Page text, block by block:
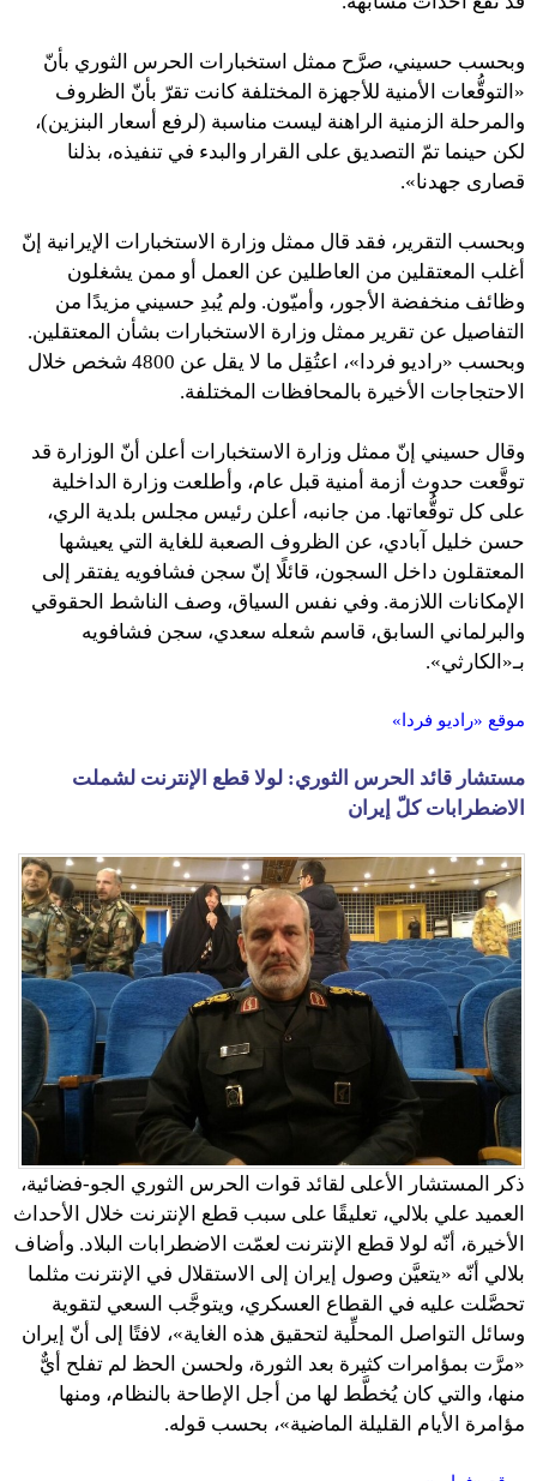
وبحسب حسيني، صرَّح ممثل استخبارات الحرس الثوري بأنّ
«التوقُّعات الأمنية للأجهزة المختلفة كانت تقرّ بأنّ الظروف
والمرحلة الزمنية الراهنة ليست مناسبة (لرفع أسعار البنزين)،
لكن حينما تمّ التصديق على القرار والبدء في تنفيذه، بذلنا
قصارى جهدنا».
وبحسب التقرير، فقد قال ممثل وزارة الاستخبارات الإيرانية إنّ
أغلب المعتقلين من العاطلين عن العمل أو ممن يشغلون
وظائف منخفضة الأجور، وأميّون. ولم يُبدِ حسيني مزيدًا من
التفاصيل عن تقرير ممثل وزارة الاستخبارات بشأن المعتقلين.
وبحسب «راديو فردا»، اعتُقِل ما لا يقل عن 4800 شخص خلال
الاحتجاجات الأخيرة بالمحافظات المختلفة.
وقال حسيني إنّ ممثل وزارة الاستخبارات أعلن أنّ الوزارة قد
توقَّعت حدوث أزمة أمنية قبل عام، وأطلعت وزارة الداخلية
على كل توقُّعاتها. من جانبه، أعلن رئيس مجلس بلدية الري،
حسن خليل آبادي، عن الظروف الصعبة للغاية التي يعيشها
المعتقلون داخل السجون، قائلًا إنّ سجن فشافويه يفتقر إلى
الإمكانات اللازمة. وفي نفس السياق، وصف الناشط الحقوقي
والبرلماني السابق، قاسم شعله سعدي، سجن فشافويه
بـ«الكارثي».
موقع «راديو فردا»
مستشار قائد الحرس الثوري: لولا قطع الإنترنت لشملت
الاضطرابات كلّ إيران
ذكر المستشار الأعلى لقائد قوات الحرس الثوري الجو-فضائية،
العميد علي بلالي، تعليقًا على سبب قطع الإنترنت خلال الأحداث
الأخيرة، أنّه لولا قطع الإنترنت لعمّت الاضطرابات البلاد. وأضاف
بلالي أنّه «يتعيَّن وصول إيران إلى الاستقلال في الإنترنت مثلما
تحصَّلت عليه في القطاع العسكري، ويتوجَّب السعي لتقوية
وسائل التواصل المحلِّية لتحقيق هذه الغاية»، لافتًا إلى أنّ إيران
«مرَّت بمؤامرات كثيرة بعد الثورة، ولحسن الحظ لم تفلح أيٌّ
منها، والتي كان يُخطَّط لها من أجل الإطاحة بالنظام، ومنها
مؤامرة الأيام القليلة الماضية»، بحسب قوله.